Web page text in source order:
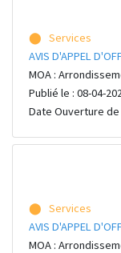
⬤ Services
AVIS D'APPEL
MOA :
Publié le : 08-04-
Date Ouverture de
⬤ Services
AVIS D'APPEL
MOA :